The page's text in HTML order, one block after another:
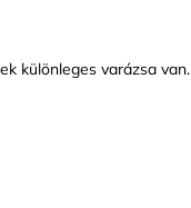
különleges varázsa van.